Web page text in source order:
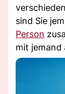
sind Sie
Person
mit jemand